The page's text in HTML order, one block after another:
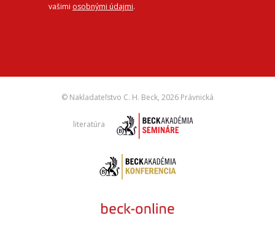
vašimi osobnými údajmi.
© Nakladateľstvo C. H. Beck, 2026 Právnická
literatúra